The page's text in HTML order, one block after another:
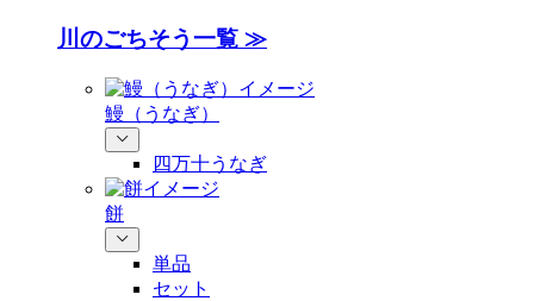
川のごちそう一覧 ≫
鰻（うなぎ）
四万十うなぎ
餅
単品
セット